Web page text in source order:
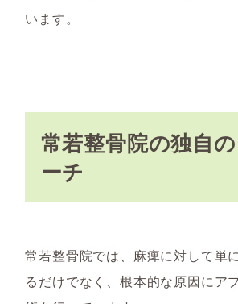
います。
常若整骨院の独自
ーチ
常若整骨院では、麻痺に対して単
るだけでなく、根本的な原因にア